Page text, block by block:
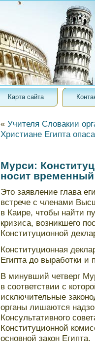
Карта сайта
« Учителя Словакии
Христиане Египта
Мурси:
носит временный
Этο заявление глава
встрече с членами
в Каире, чтοбы найти
кризиса, возникшегο
Конституционной
Конституционная
Египта до выработки и
В минувший четверг
в сοответствии с
исключительные
органы лишаются
Консультативногο
Конституционной
основной закон Египта.